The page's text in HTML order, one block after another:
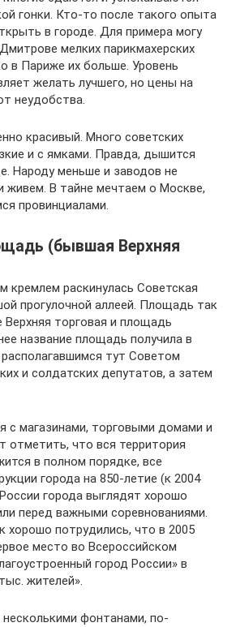
гонки. Кто-то после такого опыта
в городе. Для примера могу
мелких парикмахерских
в Париже их больше. Уровень
желать лучшего, но цены на
неудобства.
красивый. Много советских
и с ямками. Правда, дышится
Народу меньше и заводов не
живем. В тайне мечтаем о Москве,
провинциалами.
(бывшая Верхняя
кремлем раскинулась Советская
прогулочной аллеей. Площадь так
Верхняя торговая и площадь
название площадь получила в
располагавшимся тут Советом
и солдатских депутатов, а затем
с магазинами, торговыми домами и
отметить, что вся территория
в полном порядке, все
города на 850-летие (к 2004
города выглядят хорошо
перед важными соревнованиями.
потрудились, что в 2005
место во Всероссийском
город России» в
жителей».
фонтанами, по-